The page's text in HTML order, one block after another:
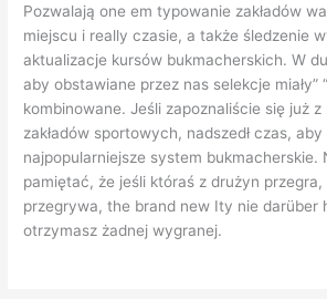
Pozwalają one em typowanie zakładów
miejscu i really czasie, a także śledzenie
aktualizacje kursów bukmacherskich. W
aby obstawiane przez nas selekcje miały”
kombinowane. Jeśli zapoznaliście się już
zakładów sportowych, nadszedł czas,
najpopularniejsze system bukmacherskie.
pamiętać, że jeśli któraś z drużyn przegra,
przegrywa, the brand new Ity nie darüber
otrzymasz żadnej wygranej.